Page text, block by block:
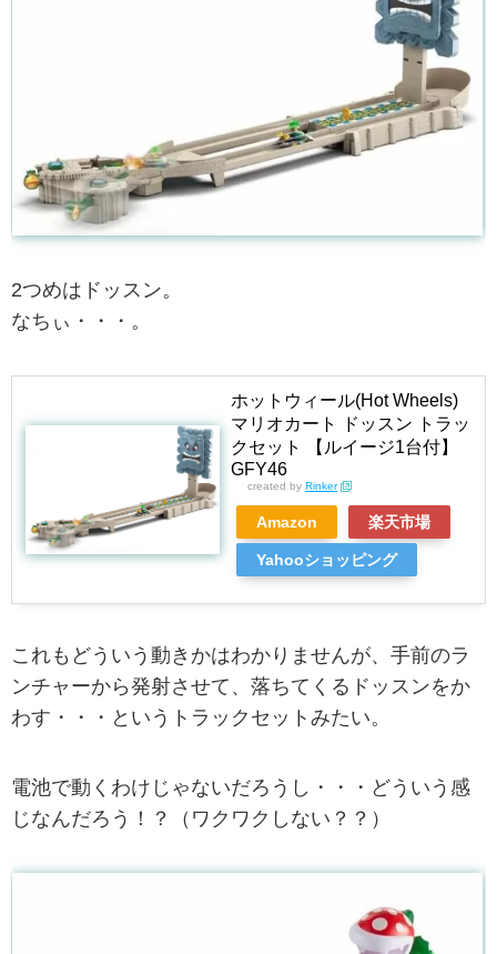
2つめはドッスン。
なちぃ・・・。
ホットウィール(Hot Wheels)
マリオカート ドッスン トラッ
クセット 【ルイージ1台付】
GFY46
created by Rinker
Amazon 楽天市場
Yahooショッピング
これもどういう動きかはわかりませんが、手前のラ
ンチャーから発射させて、落ちてくるドッスンをか
わす・・・というトラックセットみたい。
電池で動くわけじゃないだろうし・・・どういう感
じなんだろう！？（ワクワクしない？？）